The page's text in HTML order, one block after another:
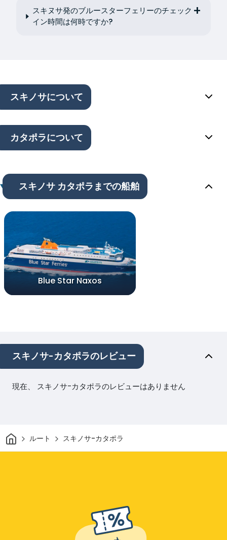
スキヌサ発のブルースターフェリーのチェック
イン時間は何時ですか?
スキノサについて
カタポラについて
スキノサ カタポラまでの船舶
Blue Star Naxos
スキノサ-カタポラのレビュー
現在、 スキノサ-カタポラのレビューはありません
家 ルート スキノサ-カタポラ